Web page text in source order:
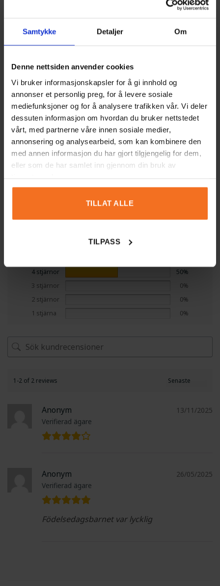
Samtykke Detaljer Om
Denne nettsiden anvender cookies
Vi bruker informasjonskapsler for å gi innhold og
annonser et personlig preg, for å levere sosiale
mediefunksjoner og for å analysere trafikken vår. Vi deler
dessuten informasjon om hvordan du bruker nettstedet
vårt, med partnerne våre innen sosiale medier,
annonsering og analysearbeid, som kan kombinere den
med annen informasjon du har gjort tilgjengelig for dem,
eller som de har samlet inn gjennom din bruk av
TILLAT ALLE
TILPASS
MER INFORMATION
ÅLDER 3,4 ,5,6,7,8, 9,10,11,
RECENSIONER (2)
2 recensioner avSpännande kvartskristaller
4,5
Baserat på 2 recensioner
4 stjärnor
50%
3 stjärnor
0%
2 stjärnor
0%
1 stjärna
0%
1-2 of 2 reviews
Anonym
Verifierad ägare
13/11/2025
Anonym
Verifierad ägare
26/05/2025
Födelsedagsbarnet var lycklig